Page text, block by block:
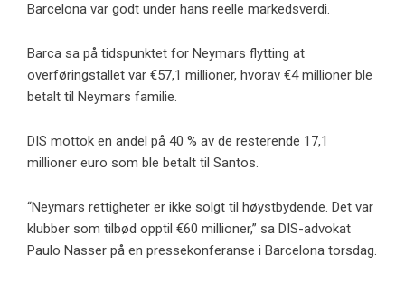
Barcelona var godt under hans reelle markedsverdi.
Barca sa på tidspunktet for Neymars flytting at
overføringstallet var €57,1 millioner, hvorav €4 millioner ble
betalt til Neymars familie.
DIS mottok en andel på 40 % av de resterende 17,1
millioner euro som ble betalt til Santos.
“Neymars rettigheter er ikke solgt til høystbydende. Det var
klubber som tilbød opptil €60 millioner,” sa DIS-advokat
Paulo Nasser på en pressekonferanse i Barcelona torsdag.